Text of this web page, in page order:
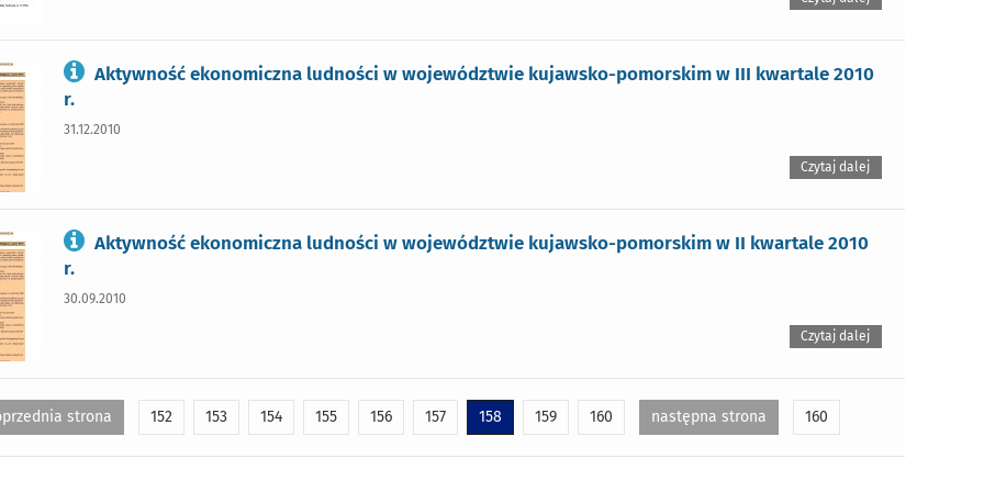
Aktywność ekonomiczna ludności w województwie kujawsko-pomorskim w III kwartale 2010
r.
31.12.2010
Czytaj dalej
Aktywność ekonomiczna ludności w województwie kujawsko-pomorskim w II kwartale 2010
r.
30.09.2010
Czytaj dalej
strona 152 153 154 155 156 157 158 159 160 następna strona 160